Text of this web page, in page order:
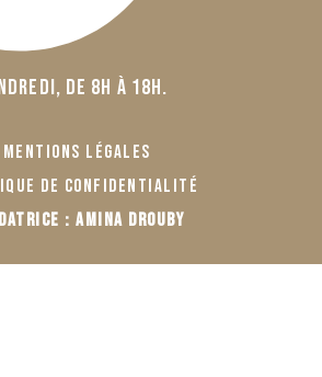
de 8h à 18h.
Mentions légales
de confidentialité
: AMINA DROUBY